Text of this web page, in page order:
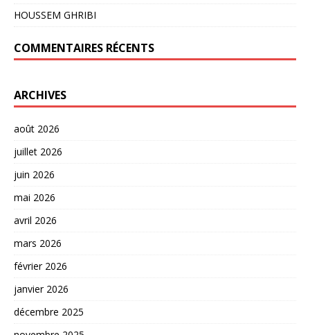
HOUSSEM GHRIBI
COMMENTAIRES RÉCENTS
ARCHIVES
août 2026
juillet 2026
juin 2026
mai 2026
avril 2026
mars 2026
février 2026
janvier 2026
décembre 2025